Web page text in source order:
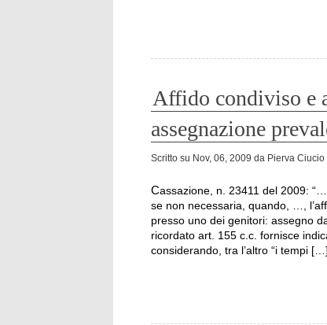
Affido condiviso e
assegnazione
Scritto su Nov, 06, 2009 da Pierva Ciucio
Cassazione, n. 23411 del 2009: “…la corresponsione di assegno si riveli quantomeno opportuna,
se non necessaria, quando, …,
presso uno dei genitori: assegno
ricordato art. 155 c.c. fornisce
considerando, tra l’altro “i tempi […]